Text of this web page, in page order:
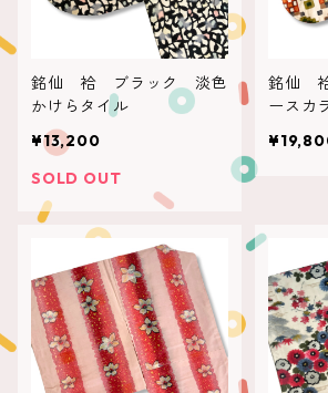
銘仙 袷 ブラック 淡色
かけらタイル
¥13,200
SOLD OUT
銘仙
ースカ